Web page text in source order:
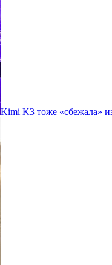
Kimi K3 тоже «сбежала»